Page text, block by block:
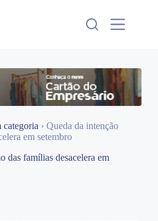
categoria › Queda da intenção
em setembro
das famílias desacelera em